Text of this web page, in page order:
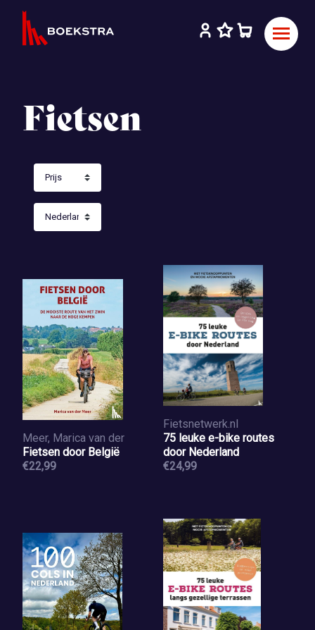
Fietsen
Meer, Marica van der
Fietsen door België
€22,99
Fietsnetwerk.nl
75 leuke e-bike routes
door Nederland
€24,99